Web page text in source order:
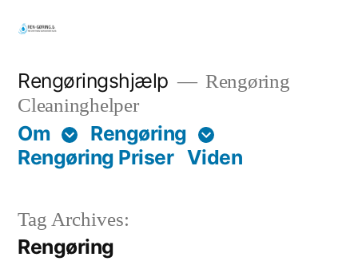
content
Rengøringshjælp
Rengøring
Cleaninghelper
Om
Rengøring
Rengøring Priser Viden
Tag Archives:
Rengøring